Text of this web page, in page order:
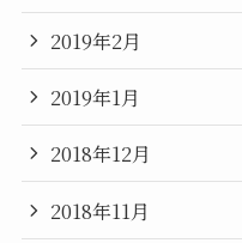
2019年2月
2019年1月
2018年12月
2018年11月